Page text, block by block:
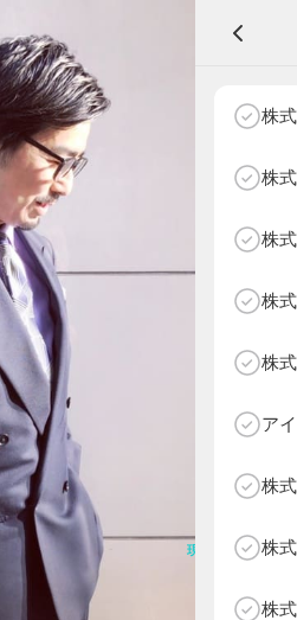
NEXT AGE
A
株
株
株
株
株
ア
株
株
株
現在の総投票数
13